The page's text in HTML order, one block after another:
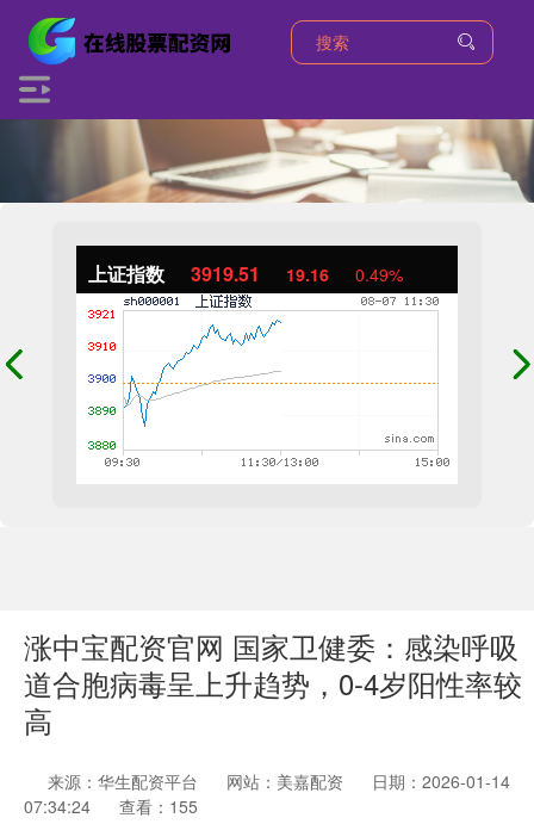
上证指数 3919.51 19.16 0.49%
涨中宝配资官网 国家卫健委：感染呼吸
道合胞病毒呈上升趋势，0-4岁阳性率较
高
来源：华生配资平台 网站：美嘉配资
日期：2026-01-14
07:34:24
查看：155